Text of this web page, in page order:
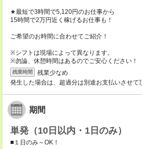
★最短で3時間で5,120円のお仕事から
15時間で2万円近く稼げるお仕事も！
ご希望のお時間に合わせてご紹介！
※シフトは現場によって異なります。
※勿論、休憩時間はあるのでご安心ください！
残業時間
残業少なめ
発生した場合は、超過分は別途お支払いさせて
期間
単発（10日以内・1日のみ）
■１日のみ～OK！